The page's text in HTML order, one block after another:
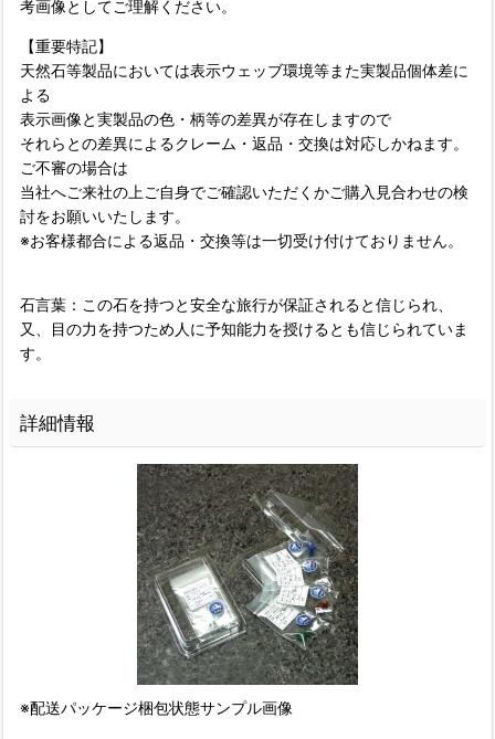
考画像としてご理解ください。
【重要特記】
天然石等製品においては表示ウェッブ環境等また実製品個体差に
よる
表示画像と実製品の色・柄等の差異が存在しますので
それらとの差異によるクレーム・返品・交換は対応しかねます。
ご不審の場合は
当社へご来社の上ご自身でご確認いただくかご購入見合わせの検
討をお願いいたします。
※お客様都合による返品・交換等は一切受け付けておりません。
石言葉：この石を持つと安全な旅行が保証されると信じられ、
又、目の力を持つため人に予知能力を授けるとも信じられていま
す。
詳細情報
※配送パッケージ梱包状態サンプル画像